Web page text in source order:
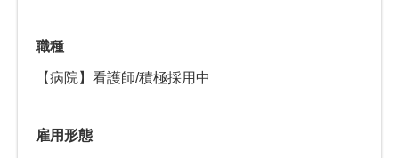
職種
【病院】看護師/積極採用中
雇用形態